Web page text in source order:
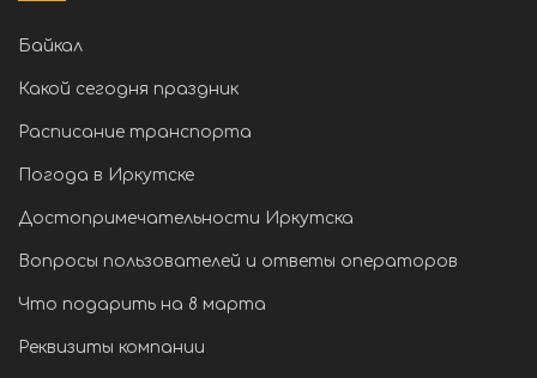
Байкал
Какой сегодня праздник
Расписание транспорта
Погода в Иркутске
Достопримечательности Иркутска
Вопросы пользователей и ответы операторов
Что подарить на 8 марта
Реквизиты компании